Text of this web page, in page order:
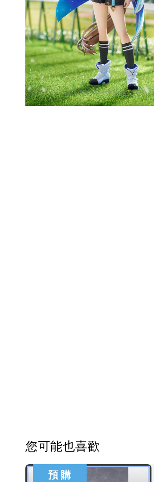
您可能也喜歡
預 購